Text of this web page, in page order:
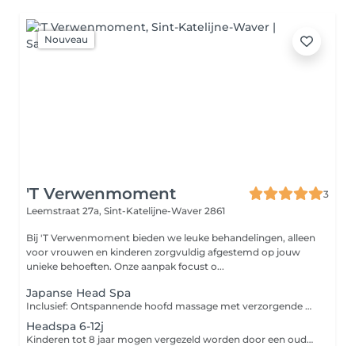
Nouveau
'T Verwenmoment
3
Leemstraat 27a, Sint-Katelijne-Waver 2861
Bij 'T Verwenmoment bieden we leuke behandelingen, alleen
voor vrouwen en kinderen zorgvuldig afgestemd op jouw
unieke behoeften. Onze aanpak focust o...
Japanse Head Spa
Inclusief: Ontspannende hoofd massage met verzorgende producten + het haar losdrogen.
Headspa 6-12j
Kinderen tot 8 jaar mogen vergezeld worden door een ouder, oudere kinderen worden na de behandeling opgehaald.